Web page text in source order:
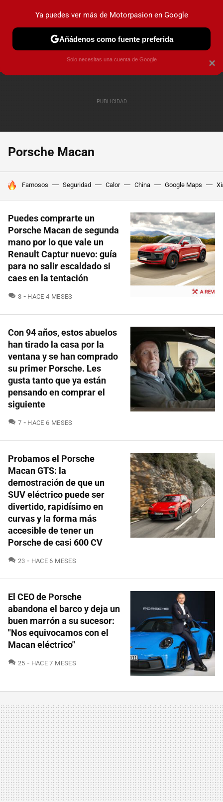
PRUEBAS COCHES ELÉCTRICOS OBSERVATORIO
Porsche Macan
HOY SE HABLA DE
Famosos Seguridad Calor China Google Maps
Puedes comprarte un
Porsche Macan de segunda
mano por lo que vale un
Renault Captur nuevo: guía
para no salir escaldado si
caes en la tentación
3 COMENTARIOS
HACE 4 MESES
Con 94 años, estos abuelos
han tirado la casa por la
ventana y se han comprado
su primer Porsche. Les
gusta tanto que ya están
pensando en comprar el
siguiente
7 COMENTARIOS
HACE 6 MESES
Probamos el Porsche
Macan GTS: la
demostración de que un
SUV eléctrico puede ser
divertido, rapidísimo en
curvas y la forma más
accesible de tener un
Porsche de casi 600 CV
23 COMENTARIOS
HACE 6 MESES
El CEO de Porsche
abandona el barco y deja un
buen marrón a su sucesor:
"Nos equivocamos con el
Macan eléctrico"
25 COMENTARIOS
HACE 7 MESES
×
Ya puedes ver más de Motorpasion en Google
Añádenos como fuente preferida
Solo necesitas una cuenta de Google